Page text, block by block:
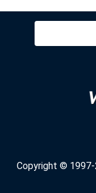
Ricerca
Copyright © 1997-